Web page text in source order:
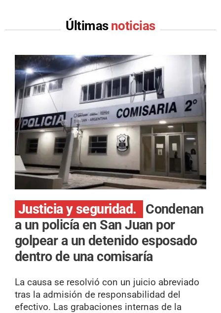
Últimas noticias
Justicia y seguridad.
Condenan
a un policía en San Juan por
golpear a un detenido esposado
dentro de una comisaría
La causa se resolvió con un juicio abreviado
tras la admisión de responsabilidad del
efectivo. Las grabaciones internas de la